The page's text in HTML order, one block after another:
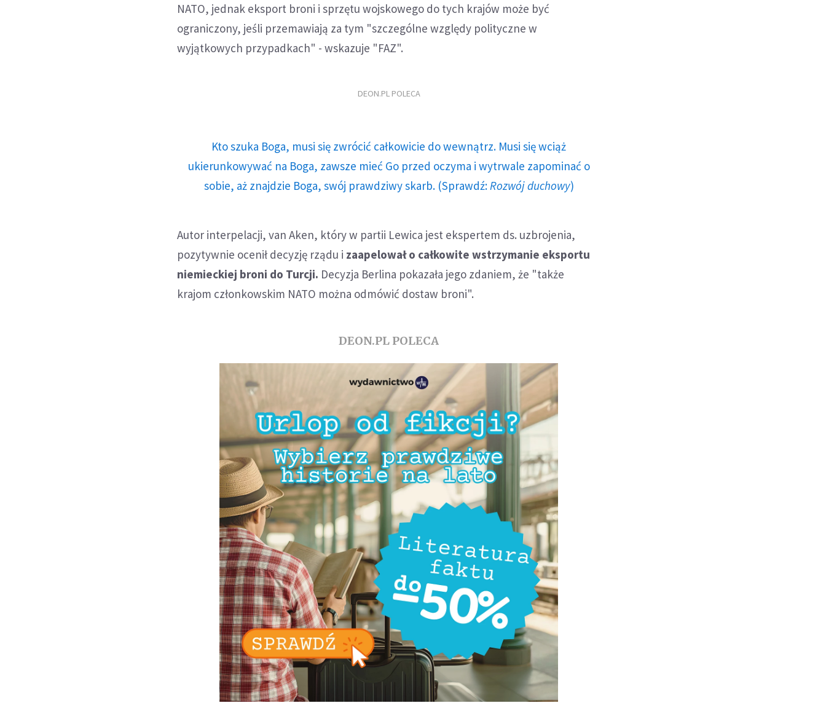
NATO, jednak eksport broni i sprzętu wojskowego do tych krajów może być
ograniczony, jeśli przemawiają za tym "szczególne względy polityczne w
wyjątkowych przypadkach" - wskazuje "FAZ".
DEON.PL POLECA
Kto szuka Boga, musi się zwrócić całkowicie do wewnątrz. Musi się wciąż
ukierunkowywać na Boga, zawsze mieć Go przed oczyma i wytrwale zapominać o
sobie, aż znajdzie Boga, swój prawdziwy skarb. (Sprawdź: Rozwój duchowy)
Autor interpelacji, van Aken, który w partii Lewica jest ekspertem ds. uzbrojenia,
pozytywnie ocenił decyzję rządu i zaapelował o całkowite wstrzymanie eksportu
niemieckiej broni do Turcji. Decyzja Berlina pokazała jego zdaniem, że "także
krajom członkowskim NATO można odmówić dostaw broni".
DEON.PL POLECA